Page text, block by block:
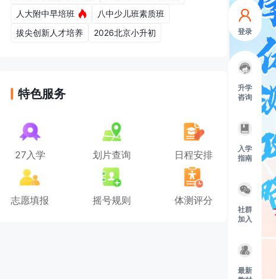
登录
升学
咨询
入学
指南
社群
加入
最新
人大附中早培班
八中少儿班素质班
拔尖创新人才培养
2026北京小升初
特色服务
27入学 划片查询 日程安排
志愿填报 摇号规则 体测评分